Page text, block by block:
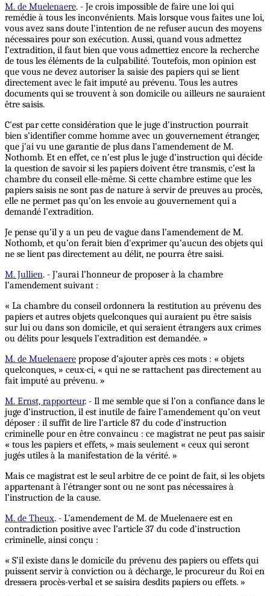
M. de Muelenaere. - Je crois impossible de faire une loi qui
remédie à tous les inconvénients. Mais lorsque vous faites une loi,
vous avez sans doute l'intention de ne refuser aucun des moyens
nécessaires pour son exécution. Aussi, quand vous admettez
l’extradition, il faut bien que vous admettiez encore la recherche
de tous les éléments de la culpabilité. Toutefois, mon opinion est
que vous ne devez autoriser la saisie des papiers qui se lient
directement avec le fait imputé au prévenu. Tous les autres
documents qui se trouvent à son domicile ou ailleurs ne sauraient
être saisis.
C'est par cette considération que le juge d'instruction pourrait
bien s’identifier comme homme avec un gouvernement étranger,
que j’ai vu une garantie de plus dans l’amendement de M.
Nothomb. Et en effet, ce n’est plus le juge d’instruction qui décide
la question de savoir si les papiers doivent être transmis, c’est la
chambre du conseil elle-même. Si cette chambre estime que les
papiers saisis ne sont pas de nature à servir de preuves au procès,
elle ne permet pas qu’on les envoie au gouvernement qui a
demandé l’extradition.
Je pense qu’il y a un peu de vague dans l’amendement de M.
Nothomb, et qu’on ferait bien d'exprimer qu’aucun des objets qui
ne se lient pas directement au délit, ne pourra être saisi.
M. Jullien. - J’aurai l’honneur de proposer à la chambre
l’amendement suivant :
« La chambre du conseil ordonnera la restitution au prévenu des
papiers et autres objets quelconques qui auraient pu être saisis
sur lui ou dans son domicile, et qui seraient étrangers aux crimes
ou délits pour lesquels l’extradition est demandée. »
M. de Muelenaere propose d’ajouter après ces mots : « objets
quelconques, » ceux-ci, « qui ne se rattachent pas directement au
fait imputé au prévenu. »
M. Ernst, rapporteur. - Il me semble que si l’on a confiance dans le
juge d’instruction, il est inutile de faire l’amendement qu’on veut
déposer : il suffit de lire l’article 87 du code d’instruction
criminelle pour en être convaincu : ce magistrat ne peut pas saisir
« tous les papiers et effets, » mais seulement « ceux qui seront
jugés utiles à la manifestation de la vérité. »
Mais ce magistrat est le seul arbitre de ce point de fait, si les objets
appartenant à l’étranger sont ou ne sont pas nécessaires à
l’instruction de la cause.
M. de Theux. - L'amendement de M. de Muelenaere est en
contradiction positive avec l’article 37 du code d’instruction
criminelle, ainsi conçu :
« S’il existe dans le domicile du prévenu des papiers ou effets qui
puissent servir à conviction ou à décharge, le procureur du Roi en
dressera procès-verbal et se saisira desdits papiers ou effets. »